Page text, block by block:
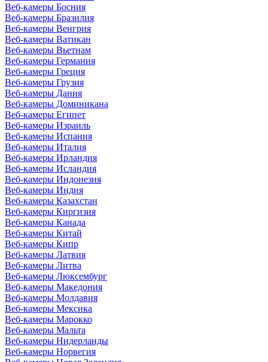
Веб-камеры Босния
Веб-камеры Бразилия
Веб-камеры Венгрия
Веб-камеры Ватикан
Веб-камеры Вьетнам
Веб-камеры Германия
Веб-камеры Греция
Веб-камеры Грузия
Веб-камеры Дания
Веб-камеры Доминикана
Веб-камеры Египет
Веб-камеры Израиль
Веб-камеры Испания
Веб-камеры Италия
Веб-камеры Ирландия
Веб-камеры Исландия
Веб-камеры Индонезия
Веб-камеры Индия
Веб-камеры Казахстан
Веб-камеры Киргизия
Веб-камеры Канада
Веб-камеры Китай
Веб-камеры Кипр
Веб-камеры Латвия
Веб-камеры Литва
Веб-камеры Люксембург
Веб-камеры Македония
Веб-камеры Молдавия
Веб-камеры Мексика
Веб-камеры Марокко
Веб-камеры Мальта
Веб-камеры Нидерланды
Веб-камеры Норвегия